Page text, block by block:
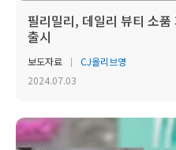
필리밀리, 데일리 뷰티 소품
출시
보도자료
CJ올리브영
2024.07.03